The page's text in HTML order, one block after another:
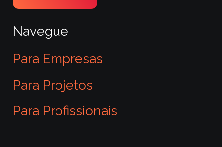
Navegue
Para Empresas
Para Projetos
Para Profissionais